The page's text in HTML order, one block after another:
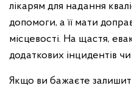
лікарям для надання
допомоги, а її мати
місцевості. На щастя,
додаткових інцидентів
Якщо ви бажаєте